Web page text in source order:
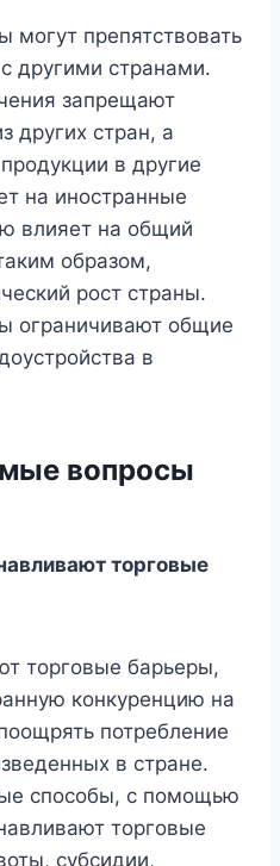
могут препятствовать
другими странами.
запрещают
других стран, а
в другие
на иностранные
влияет на общий
образом,
рост страны.
ограничивают общие
в
вопросы
торговые
торговые барьеры,
конкуренцию на
потребление
в стране.
способы, с помощью
торговые
субсидии,